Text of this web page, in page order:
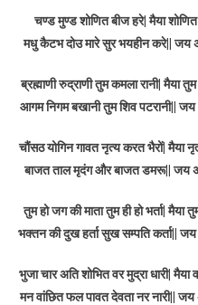
चण्ड मुण्ड शोणित बीज हरे| मैया
मधु कैटभ दोउ मारे सुर भयहीन करे|| जय
ब्रह्माणी रुद्राणी तुम कमला रानी| मैया
आगम निगम बखानी तुम शिव पटरानी|| जय
चौंसठ योगिन गावत नृत्य करत भैरों| मैया
बाजत ताल मृदंग और बाजत डमरू|| जय
तुम हो जग की माता तुम ही हो भर्ता| मैया तुम
भक्तन की दुख हर्ता सुख सम्पति कर्ता|| जय
भुजा चार अति शोभित वर मुद्रा धारी| मैया
मन वांछित फल पावत देवता नर नारी|| जय